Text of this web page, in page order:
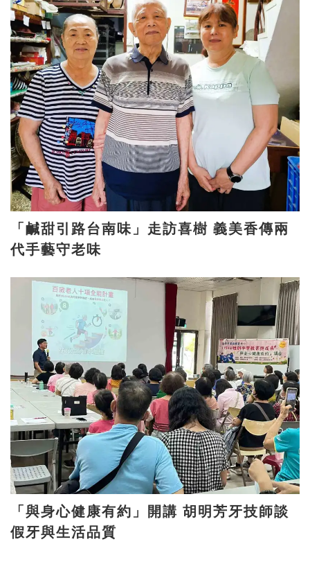
「鹹甜引路台南味」走訪喜樹 義美香傳兩
代手藝守老味
「與身心健康有約」開講 胡明芳牙技師談
假牙與生活品質